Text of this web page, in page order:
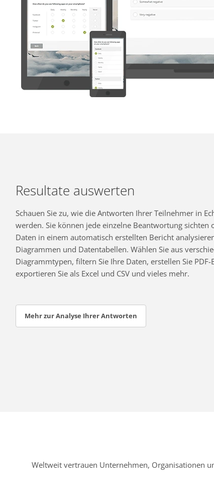
Resultate auswerten
Schauen Sie zu, wie die Antworten Ihrer Teilnehmer in
werden. Sie können jede einzelne Beantwortung sichten
Daten in einem automatisch erstellten Bericht
Diagrammen und Datentabellen. Wählen Sie aus
Diagrammtypen, filtern Sie Ihre Daten, erstellen Sie PDF-
exportieren Sie als Excel und CSV und vieles mehr.
Mehr zur Analyse Ihrer Antworten
Weltweit vertrauen Unternehmen, Organisationen